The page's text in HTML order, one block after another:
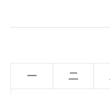
一 二